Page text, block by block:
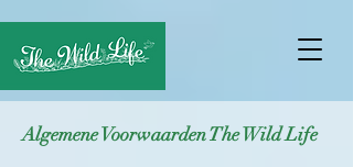
Algemene Voorwaarden The Wild Life